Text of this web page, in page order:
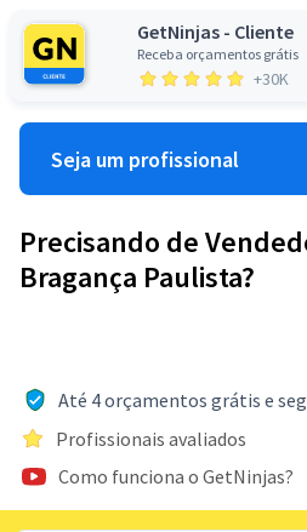
GetNinjas - Cliente
Receba orçamentos grátis
+30K
Seja um profissional
Precisando de
Bragança Paulista?
Até 4 orçamentos grátis e
Profissionais avaliados
Como funciona o GetNinjas?